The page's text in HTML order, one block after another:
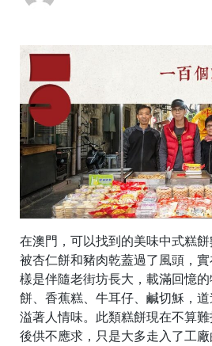
在澳門，可以找到的美味中式糕
被杏仁餅和豬肉乾蓋過了風頭，
樣是伴隨老街坊長大，載滿回憶
餅、香蕉糕、牛耳仔、鹹切穌，
溢著人情味。此類糕餅現在不算
後供不應求，只是大多走入了工